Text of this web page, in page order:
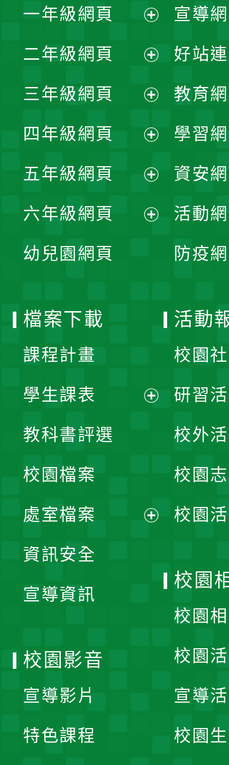
一年級網頁
開
選
單
二年級網頁
開
選
單
三年級網頁
開
選
單
四年級網頁
開
選
五年級網頁
開
六年級網頁
幼兒園網頁
宣導
好站
教育
學習
資安
活動
防疫
檔案下載
課程計畫
學生課表
單
教科書評選
校園檔案
處室檔案
資訊安全
宣導資訊
活動
校園
研習
校外
校園
校園
校園
校園
校園
宣導
校園
校園影音
宣導影片
特色課程